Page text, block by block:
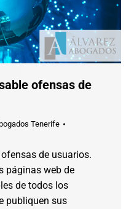
ofensas de
Tenerife
de usuarios.
páginas web de
de todos los
publiquen sus